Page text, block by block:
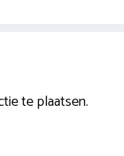
te plaatsen.